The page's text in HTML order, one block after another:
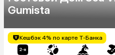
Gumista
Кешбэк 4% по карте Т-Банка